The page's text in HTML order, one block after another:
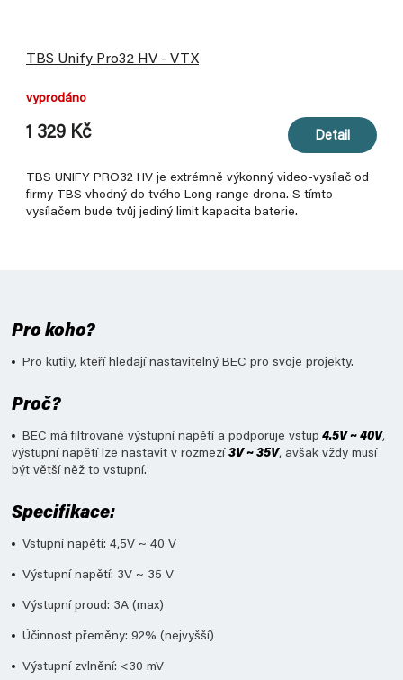
TBS Unify Pro32 HV - VTX
vyprodáno
1 329 Kč Detail
TBS UNIFY PRO32 HV je extrémně výkonný video-vysílač od
firmy TBS vhodný do tvého Long range drona. S tímto
vysílačem bude tvůj jediný limit kapacita baterie.
Pro koho?
Pro kutily, kteří hledají nastavitelný BEC pro svoje projekty.
Proč?
BEC má filtrované výstupní napětí a podporuje vstup 4.5V ~ 40V,
výstupní napětí lze nastavit v rozmezí 3V ~ 35V, avšak vždy musí
být větší něž to vstupní.
Specifikace:
Vstupní napětí: 4,5V ~ 40 V
Výstupní napětí: 3V ~ 35 V
Výstupní proud: 3A (max)
Účinnost přeměny: 92% (nejvyšší)
Výstupní zvlnění: <30 mV